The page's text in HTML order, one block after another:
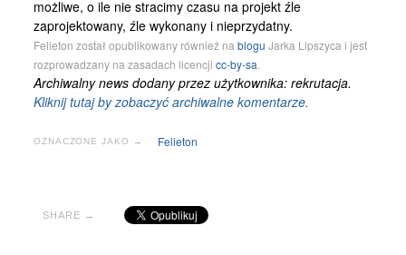
możliwe, o ile nie stracimy czasu na projekt źle
zaprojektowany, źle wykonany i nieprzydatny.
Felieton został opublikowany również na blogu Jarka Lipszyca i jest
rozprowadzany na zasadach licencji cc-by-sa
Archiwalny news dodany przez użytkownika: rekrutacja.
Kliknij tutaj by zobaczyć archiwalne komentarze.
OZNACZONE JAKO → Felieton
SHARE →